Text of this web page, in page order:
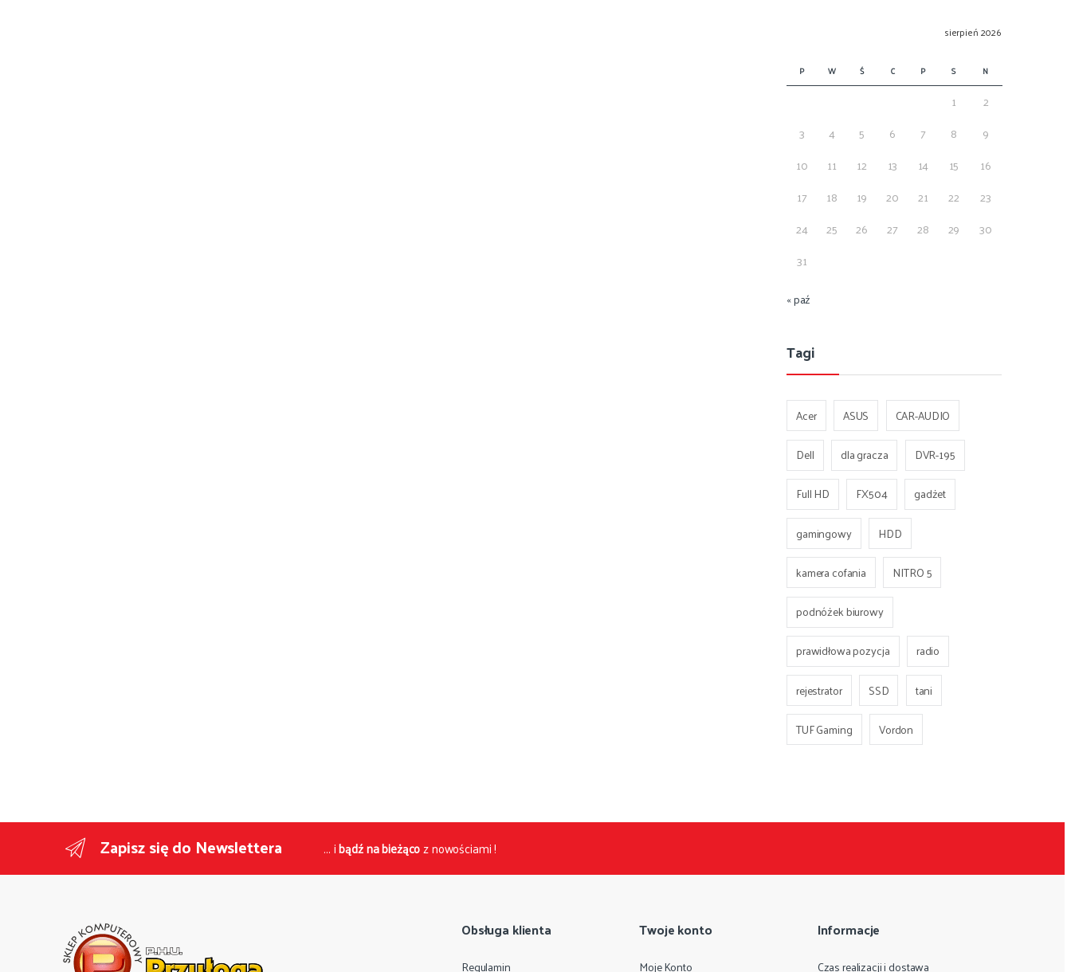
sierpień 2026
P W Ś C P S N
1
2
3
4 5 6 7 8
9
10
11 12 13 14 15
16
17
18 19 20 21 22
23
24
25 26 27 28 29
30
31
« paź
Tagi
Acer ASUS
CAR-AUDIO
Dell
dla gracza
DVR-195
Full HD
FX504
gadżet
gamingowy
HDD
kamera cofania
NITRO 5
podnóżek biurowy
prawidłowa pozycja
radio
rejestrator
SSD
tani
TUF Gaming
Vordon
Zapisz się do Newslettera ... ibądź na bieżącoz nowościami !
Obsługa klienta
Regulamin
Twoje konto
Moje Konto
Informacje
Czas realizacji i dostawa